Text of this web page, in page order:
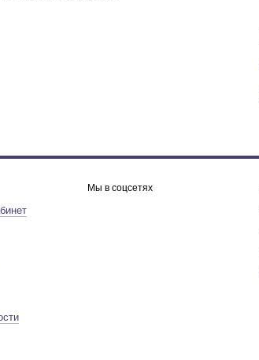
Мы в соцсетях